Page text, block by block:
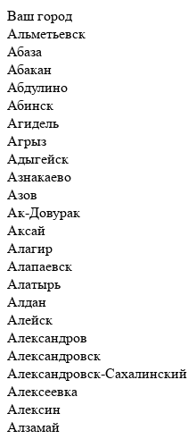
Ваш город
Альметьевск
Абаза
Абакан
Абдулино
Абинск
Агидель
Агрыз
Адыгейск
Азнакаево
Азов
Ак-Довурак
Аксай
Алагир
Алапаевск
Алатырь
Алдан
Алейск
Александров
Александровск
Александровск-Сахалинский
Алексеевка
Алексин
Алзамай